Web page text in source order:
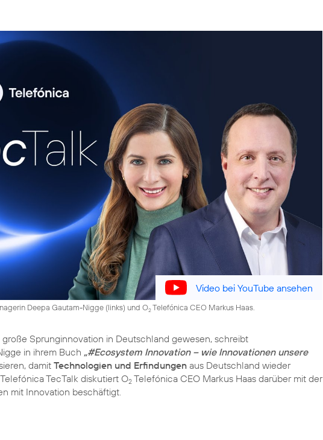
Video bei YouTube ansehen
Deepa Gautam-Nigge (links) und O2Telefónica CEO Markus Haas.
Sprunginnovation in Deutschland gewesen, schreibt
in ihrem Buch „#Ecosystem Innovation – wie Innovationen unsere
damit Technologien und Erfindungen aus Deutschland wieder
Telefónica TecTalk diskutiert O2 Telefónica CEO Markus Haas darüber mit der
mit Innovation beschäftigt.